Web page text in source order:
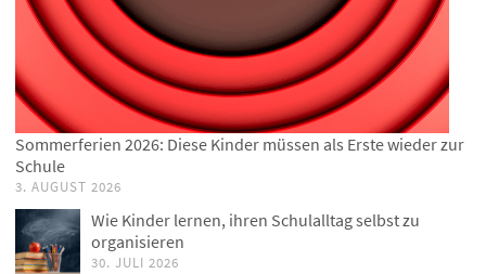
Sommerferien 2026: Diese Kinder müssen als Erste wieder zur
Schule
3. AUGUST 2026
Wie Kinder lernen, ihren Schulalltag selbst zu
organisieren
30. JULI 2026